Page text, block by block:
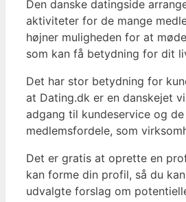
Den danske datingside
aktiviteter for de mange
højner muligheden for at
som kan få betydning for dit
Det har stor betydning for
at Dating.dk er en danskejet
adgang til kundeservice og
medlemsfordele, som
Det er gratis at oprette en
kan forme din profil, så du
udvalgte forslag om